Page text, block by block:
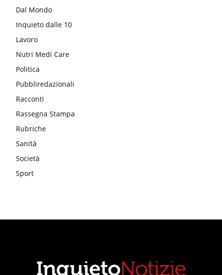
Dal Mondo
Inquieto dalle 10
Lavoro
Nutri Medi Care
Politica
Pubbliredazionali
Racconti
Rassegna Stampa
Rubriche
Sanità
Società
Sport